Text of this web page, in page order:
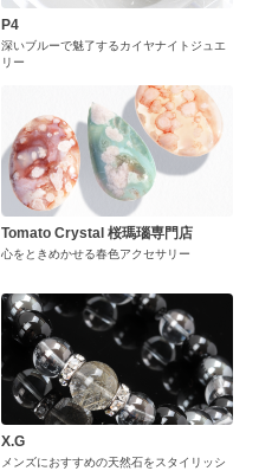
P4
深いブルーで魅了するカイヤナイトジュエ
リー
Tomato Crystal 桜瑪瑙専門店
心をときめかせる春色アクセサリー
X.G
メンズにおすすめの天然石をスタイリッシ